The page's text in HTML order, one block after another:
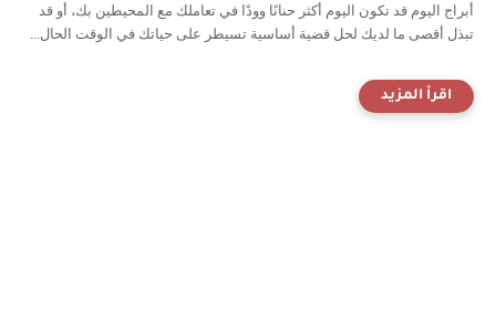
أبراج اليوم قد تكون اليوم أكثر حنانًا وودًا في تعاملك مع المحيطين بك، أو قد
تبذل أقصى ما لديك لحل قضية أساسية تسيطر على حياتك في الوقت الحال...